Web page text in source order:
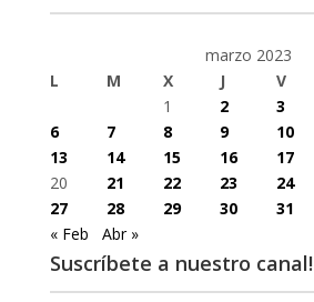
marzo 2023
L
M X J V
1
2 3
6
7 8 9 10
13
14 15 16 17
20
21 22 23 24
27
28 29 30
31
« Feb
Abr »
Suscríbete a nuestro canal!